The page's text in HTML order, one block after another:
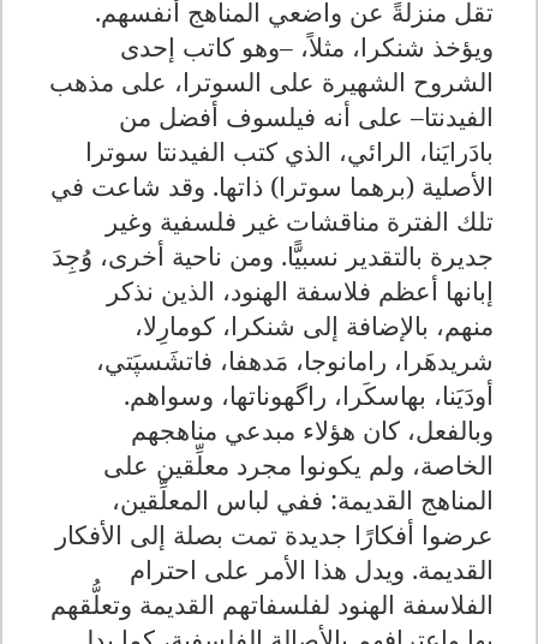
تقل منزلةً عن واضعي المناهج أنفسهم.
ويؤخذ شنكرا، مثلاً، –وهو كاتب إحدى
الشروح الشهيرة على السوترا، على مذهب
الفيدنتا– على أنه فيلسوف أفضل من
بادَرايَنا، الرائي، الذي كتب الفيدنتا سوترا
الأصلية (برهما سوترا) ذاتها. وقد شاعت في
تلك الفترة مناقشات غير فلسفية وغير
جديرة بالتقدير نسبيًّا. ومن ناحية أخرى، وُجِدَ
إبانها أعظم فلاسفة الهنود، الذين نذكر
منهم، بالإضافة إلى شنكرا، كومارِلا،
شريدهَرا، رامانوجا، مَدهفا، فاتشَسپَتي،
أودَيَنا، بهاسكَرا، راگهوناتها، وسواهم.
وبالفعل، كان هؤلاء مبدعي مناهجهم
الخاصة، ولم يكونوا مجرد معلِّقين على
المناهج القديمة: ففي لباس المعلِّقين،
عرضوا أفكارًا جديدة تمت بصلة إلى الأفكار
القديمة. ويدل هذا الأمر على احترام
الفلاسفة الهنود لفلسفاتهم القديمة وتعلُّقهم